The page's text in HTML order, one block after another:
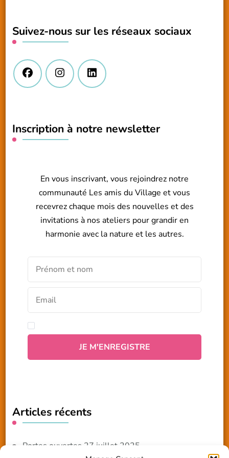
?
Suivez-nous sur les réseaux sociaux
Inscription à notre newsletter
En vous inscrivant, vous rejoindrez notre
communauté Les amis du Village et vous
recevrez chaque mois des nouvelles et des
invitations à nos ateliers pour grandir en
harmonie avec la nature et les autres.
Articles récents
Portes ouvertes 27 juillet 2025